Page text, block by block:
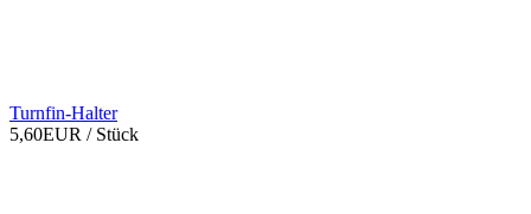
Turnfin-Halter
5,60EUR / Stück